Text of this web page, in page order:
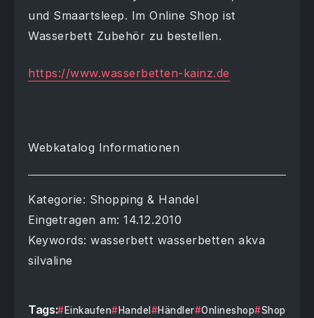
und Smaartsleep. Im Online Shop ist
Wasserbett Zubehör zu bestellen.
https://www.wasserbetten-kainz.de
Webkatalog Informationen
Kategorie: Shopping & Handel
Eingetragen am: 14.12.2010
Keywords: wasserbett wasserbetten akva
silvaline
Tags: Einkaufen Handel Händler Onlineshop
Shop